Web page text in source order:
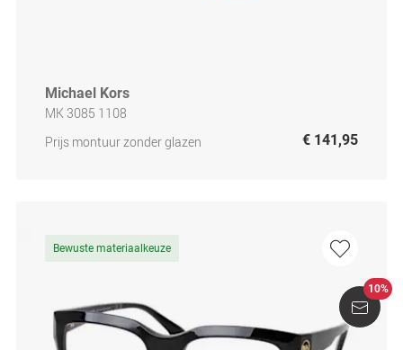
Michael Kors
MK 3085 1108
Prijs montuur zonder glazen
€ 141,95
Bewuste materiaalkeuze
10%